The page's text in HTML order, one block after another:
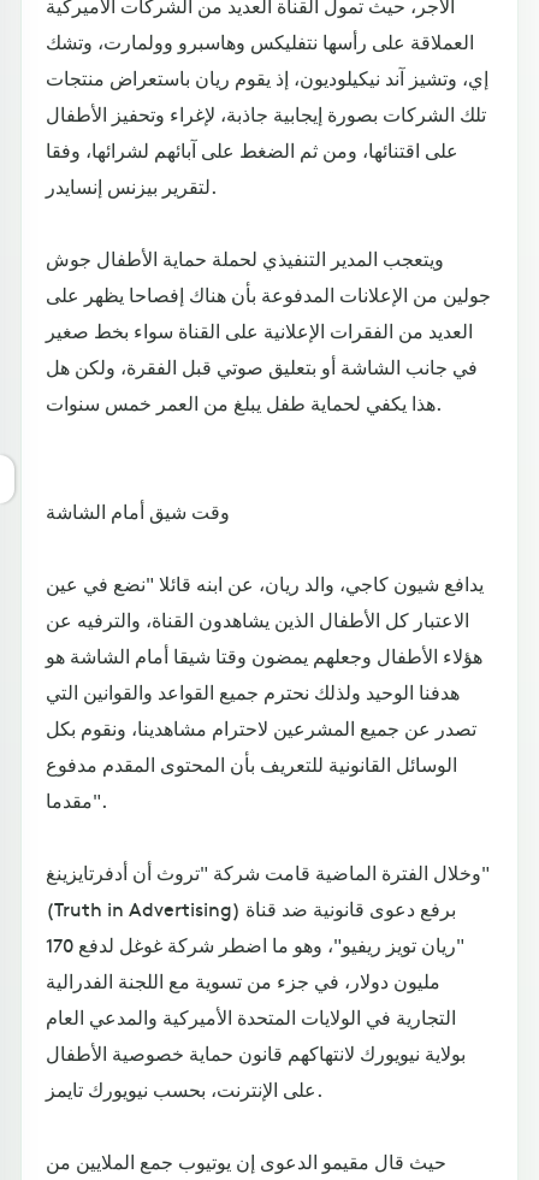
العملاقة على رأسها نتفليكس وهاسبرو وولمارت، وتشك
إي، وتشيز آند نيكيلوديون، إذ يقوم ريان باستعراض منتجات
تلك الشركات بصورة إيجابية جاذبة، لإغراء وتحفيز الأطفال
على اقتنائها، ومن ثم الضغط على آبائهم لشرائها، وفقا
لتقرير بيزنس إنسايدر.
ويتعجب المدير التنفيذي لحملة حماية الأطفال جوش
جولين من الإعلانات المدفوعة بأن هناك إفصاحا يظهر على
العديد من الفقرات الإعلانية على القناة سواء بخط صغير
في جانب الشاشة أو بتعليق صوتي قبل الفقرة، ولكن هل
هذا يكفي لحماية طفل يبلغ من العمر خمس سنوات.
وقت شيق أمام الشاشة
يدافع شيون كاجي، والد ريان، عن ابنه قائلا "نضع في عين
الاعتبار كل الأطفال الذين يشاهدون القناة، والترفيه عن
هؤلاء الأطفال وجعلهم يمضون وقتا شيقا أمام الشاشة هو
هدفنا الوحيد ولذلك نحترم جميع القواعد والقوانين التي
تصدر عن جميع المشرعين لاحترام مشاهدينا، ونقوم بكل
الوسائل القانونية للتعريف بأن المحتوى المقدم مدفوع
مقدما".
وخلال الفترة الماضية قامت شركة "تروث أن أدفرتايزينغ"
(Truth in Advertising) برفع دعوى قانونية ضد قناة
"ريان تويز ريفيو"، وهو ما اضطر شركة غوغل لدفع 170
مليون دولار، في جزء من تسوية مع اللجنة الفدرالية
التجارية في الولايات المتحدة الأميركية والمدعي العام
بولاية نيويورك لانتهاكهم قانون حماية خصوصية الأطفال
على الإنترنت، بحسب نيويورك تايمز.
حيث قال مقيمو الدعوى إن يوتيوب جمع الملايين من